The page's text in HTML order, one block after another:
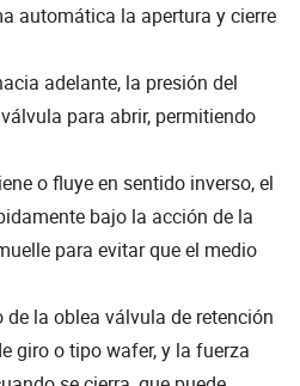
automática la apertura y cierre
adelante, la presión del
para abrir, permitiendo
o fluye en sentido inverso, el
bajo la acción de la
para evitar que el medio
la oblea válvula de retención
giro o tipo wafer, y la fuerza